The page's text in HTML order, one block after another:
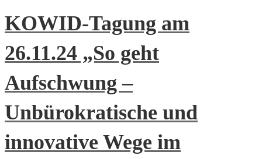
KOWID-Tagung am
26.11.24 „So geht
Aufschwung –
Unbürokratische und
innovative Wege im